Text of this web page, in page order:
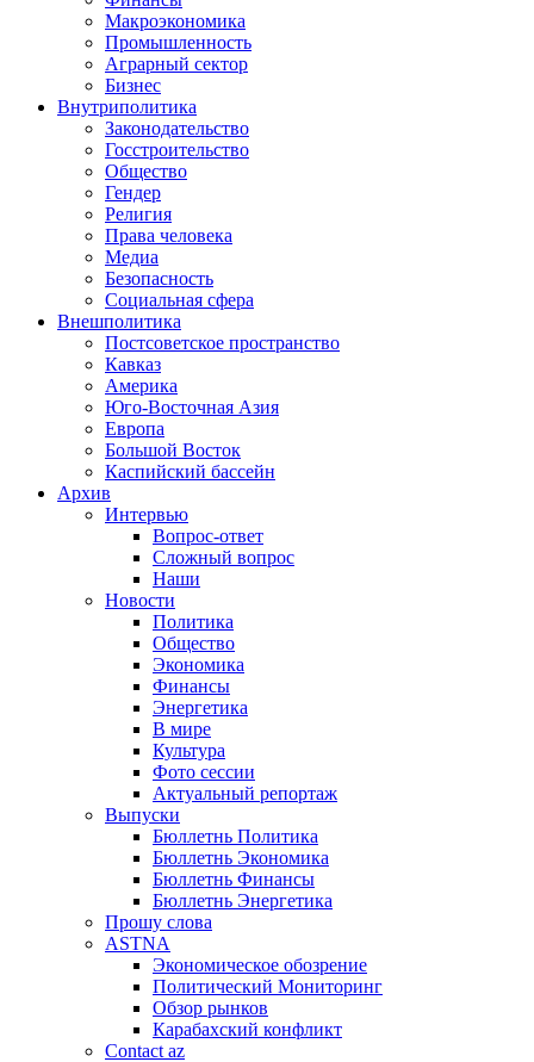
Макроэкономика
Промышленность
Аграрный сектор
Бизнес
Внутриполитика
Законодательство
Госстроительство
Общество
Гендер
Религия
Права человека
Медиа
Безопасность
Социальная сфера
Внешполитика
Постсоветское пространство
Кавказ
Америка
Юго-Восточная Азия
Европа
Большой Восток
Каспийский бассейн
Архив
Интервью
Вопрос-ответ
Сложный вопрос
Наши
Новости
Политика
Общество
Экономика
Финансы
Энергетика
В мире
Культура
Фото сессии
Актуальный репортаж
Выпуски
Бюллетнь Политика
Бюллетнь Экономика
Бюллетнь Финансы
Бюллетнь Энергетика
Прошу слова
ASTNA
Экономическое обозрение
Политический Мониторинг
Обзор рынков
Карабахский конфликт
Contact az